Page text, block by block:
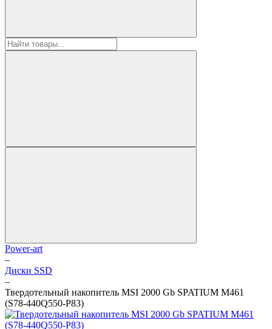
Power-art
–
Диски SSD
–
Твердотельный накопитель MSI 2000 Gb SPATIUM M461
(S78-440Q550-P83)